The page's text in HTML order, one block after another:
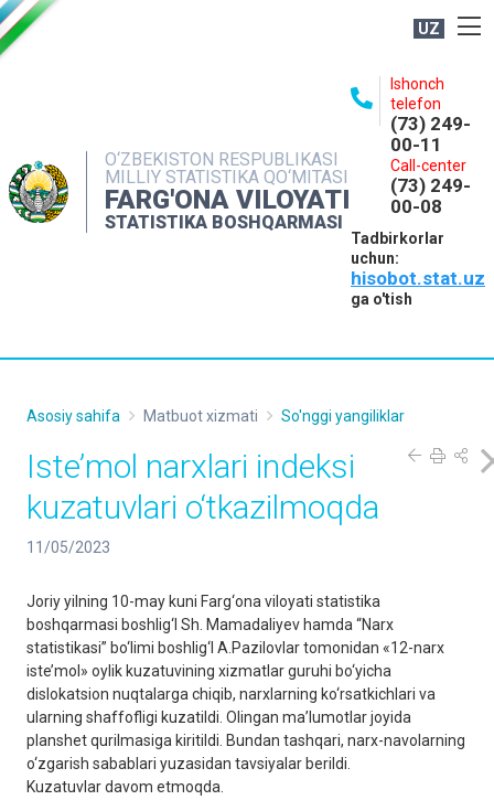
UZ
O‘ZBEKISTON RESPUBLIKASI
MILLIY STATISTIKA QO‘MITASI
FARG'ONA VILOYATI
STATISTIKA BOSHQARMASI
Ishonch
telefon
(73) 249-
00-11
Call-center
(73) 249-
00-08
Tadbirkorlar
uchun:
hisobot.stat.uz
ga o'tish
NASHRLAR
INTERAKTIV XIZMATLAR
MATBUOT XIZMATI
Asosiy sahifa Matbuot xizmati So'nggi yangiliklar
Iste’mol narxlari indeksi
kuzatuvlari o‘tkazilmoqda
11/05/2023
Joriy yilning 10-may kuni Farg‘ona viloyati statistika
boshqarmasi boshlig‘I Sh. Mamadaliyev hamda “Narx
statistikasi” bo‘limi boshlig‘I A.Pazilovlar tomonidan «12-narx
iste’mol» oylik kuzatuvining xizmatlar guruhi bo‘yicha
dislokatsion nuqtalarga chiqib, narxlarning ko‘rsatkichlari va
ularning shaffofligi kuzatildi. Olingan ma’lumotlar joyida
planshet qurilmasiga kiritildi. Bundan tashqari, narx-navolarning
o‘zgarish sabablari yuzasidan tavsiyalar berildi.
Kuzatuvlar davom etmoqda.